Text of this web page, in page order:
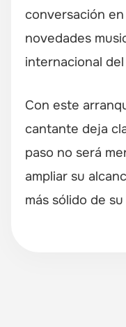
conversación
novedades
internacional
Con este
cantante deja
paso no será
ampliar su
más sólido de